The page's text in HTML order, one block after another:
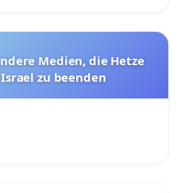
Medien, die Hetze
zu beenden